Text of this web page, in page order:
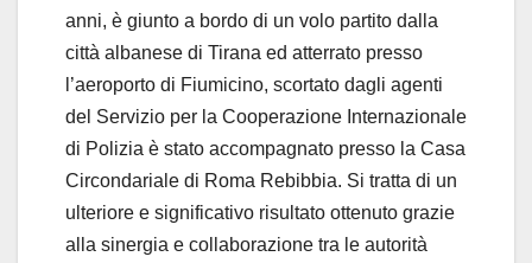
anni, è giunto a bordo di un volo partito dalla
città albanese di Tirana ed atterrato presso
l’aeroporto di Fiumicino, scortato dagli agenti
del Servizio per la Cooperazione Internazionale
di Polizia è stato accompagnato presso la Casa
Circondariale di Roma Rebibbia. Si tratta di un
ulteriore e significativo risultato ottenuto grazie
alla sinergia e collaborazione tra le autorità